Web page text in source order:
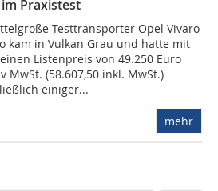
Praxistest
Testtransporter Opel Vivaro
kam in Vulkan Grau und hatte mit
Listenpreis von 49.250 Euro
MwSt. (58.607,50 inkl. MwSt.)
einiger...
mehr